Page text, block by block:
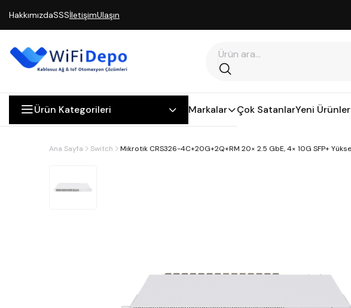
HakkımızdaSSSİletişimUlaşın
Ürün Kategorileri Markalar Çok SatanlarYeni Ürünler
Ana Sayfa Switch Mikrotik CRS326-4C+20G+2Q+RM 20× 2.5 GbE, 4× 10G SFP+